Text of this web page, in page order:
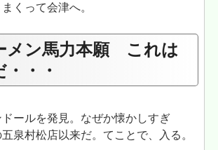
くって会津へ。
メン馬力本願 これは
・・
ールを発見。なぜか懐かしすぎ
泉村松店以来だ。てことで、入る。